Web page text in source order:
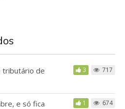
tributário de
3 717
e só fica
1 674